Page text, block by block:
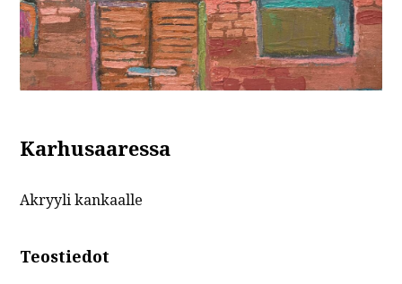
Karhusaaressa
Akryyli kankaalle
Teostiedot